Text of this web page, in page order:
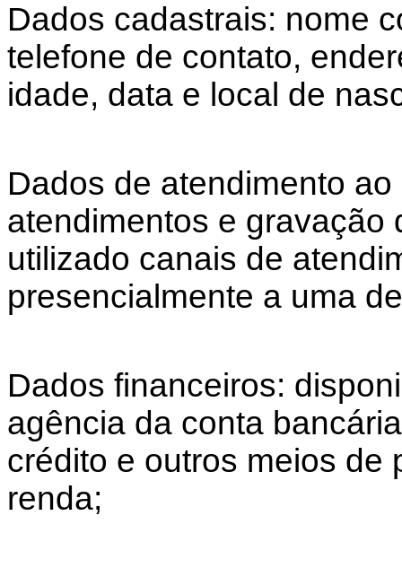
Dados cadastrais: nome
telefone de contato,
idade, data e local de
Dados de atendimento
atendimentos e gravação
utilizado canais de
presencialmente a uma
Dados financeiros:
agência da conta
crédito e outros meios de
renda;